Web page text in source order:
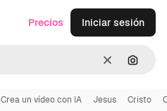
Borrar
Precios Iniciar sesión
Crea un vídeo con IA Jesus Cristo